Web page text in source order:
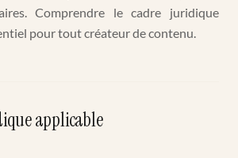
Comprendre le cadre juridique
pour tout créateur de contenu.
applicable